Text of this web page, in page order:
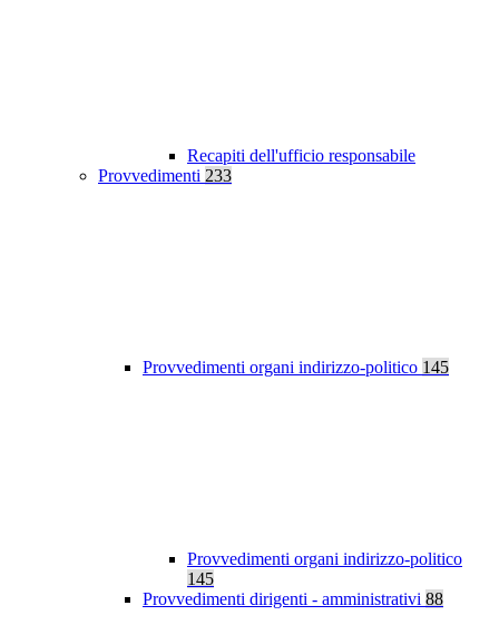
Recapiti dell'ufficio responsabile
Provvedimenti 233
Provvedimenti organi indirizzo-politico 145
Provvedimenti organi indirizzo-politico
145
Provvedimenti dirigenti - amministrativi 88